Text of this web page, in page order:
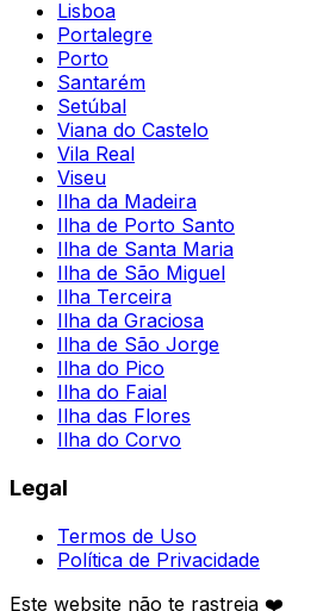
Lisboa
Portalegre
Porto
Santarém
Setúbal
Viana do Castelo
Vila Real
Viseu
Ilha da Madeira
Ilha de Porto Santo
Ilha de Santa Maria
Ilha de São Miguel
Ilha Terceira
Ilha da Graciosa
Ilha de São Jorge
Ilha do Pico
Ilha do Faial
Ilha das Flores
Ilha do Corvo
Legal
Termos de Uso
Política de Privacidade
Este website não te rastreia ❤️